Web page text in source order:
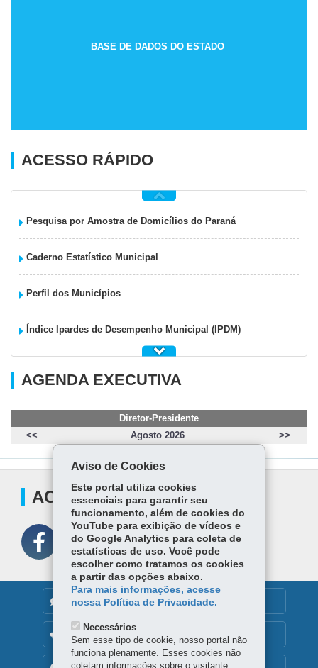
BASE DE DADOS DO ESTADO
ACESSO RÁPIDO
Pesquisa por Amostra de Domicílios do Paraná
Caderno Estatístico Municipal
Perfil dos Municípios
Índice Ipardes de Desempenho Municipal (IPDM)
IPR - Índice Ipardes de Preços Regional do Paraná
AGENDA EXECUTIVA
Diretor-Presidente
<<
Agosto 2026 >>
ACOMPANHE
DENUNCIE CORRUPÇÃO
Aviso de Cookies
Este portal utiliza cookies
essenciais para garantir seu
funcionamento, além de cookies do
YouTube para exibição de vídeos e
do Google Analytics para coleta de
estatísticas de uso. Você pode
escolher como tratamos os cookies
a partir das opções abaixo.
Para mais informações, acesse
nossa Política de Privacidade.
Necessários
Sem esse tipo de cookie, nosso portal não
funciona plenamente. Esses cookies não
coletam informações sobre o visitante.